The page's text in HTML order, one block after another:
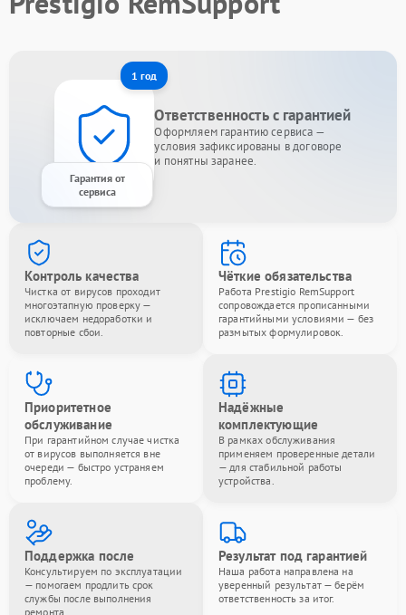
1 год
Гарантия от
сервиса
Ответственность с гарантией
Оформляем гарантию сервиса —
условия зафиксированы в договоре
и понятны заранее.
Контроль качества
Чистка от вирусов проходит
многоэтапную проверку —
исключаем недоработки и
повторные сбои.
Чёткие обязательства
Работа Prestigio RemSupport
сопровождается прописанными
гарантийными условиями — без
размытых формулировок.
Приоритетное
обслуживание
При гарантийном случае чистка
от вирусов выполняется вне
очереди — быстро устраняем
проблему.
Надёжные
комплектующие
В рамках обслуживания
применяем проверенные детали
— для стабильной работы
устройства.
Поддержка после
Консультируем по эксплуатации
— помогаем продлить срок
службы после выполнения
ремонта.
Результат под гарантией
Наша работа направлена на
уверенный результат — берём
ответственность за итог.